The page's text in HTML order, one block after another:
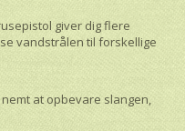
giver dig flere
vandstrålen til forskellige
at opbevare slangen,